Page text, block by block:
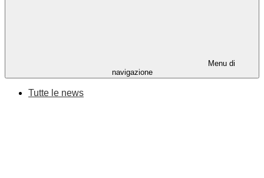
Menu di
navigazione
Tutte le news